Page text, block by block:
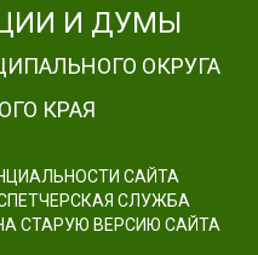
И ДУМЫ
ОКРУГА
КРАЯ
САЙТА
СЛУЖБА
СТАРУЮ ВЕРСИЮ САЙТА